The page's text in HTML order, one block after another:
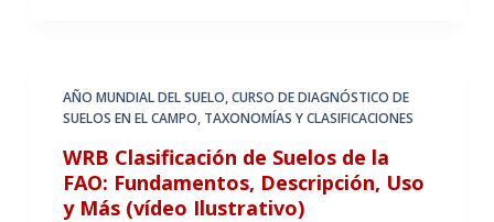
AÑO MUNDIAL DEL SUELO,CURSO DE DIAGNÓSTICO DE
SUELOS EN EL CAMPO, TAXONOMÍAS Y CLASIFICACIONES
WRB Clasificación de Suelos de la
FAO: Fundamentos, Descripción, Uso
y Más (vídeo Ilustrativo)